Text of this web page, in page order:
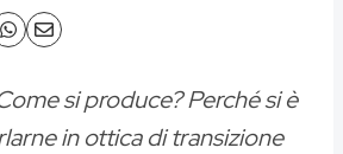
si produce? Perché si è
in ottica di transizione